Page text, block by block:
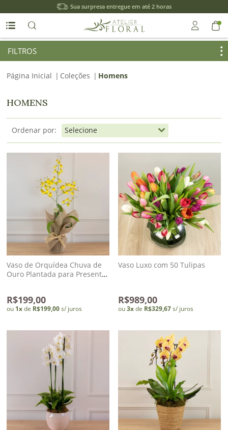
Sua surpresa entregue em até 2 horas
Entrar
Google
Cadastre-
se
Meus
dados
Meus
Página Inicial | Coleções | Homens
FILTROS
HOMENS
Ordenar por:
Vaso de Orquídea Chuva de
Ouro Plantada para Presente
R$199,00
ou 1xde R$199,00s/ juros
Vaso Luxo com 50 Tulipas
R$989,00
ou3xde R$329,67s/ juros